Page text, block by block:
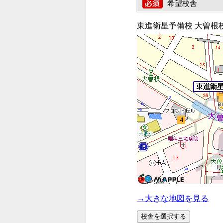
希望校舎
東進衛星予備校 大曽根
→大きな地図を見る
校舎を選択する